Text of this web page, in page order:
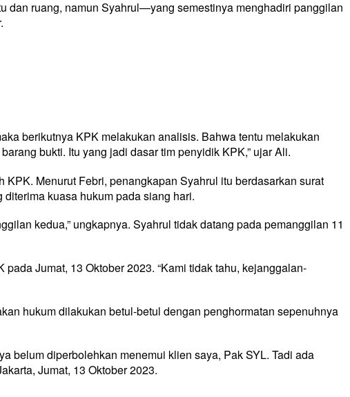
dan ruang, namun Syahrul—yang semestinya menghadiri panggilan
berikutnya KPK melakukan analisis. Bahwa tentu melakukan
bukti. Itu yang jadi dasar tim penyidik KPK,” ujar Ali.
Menurut Febri, penangkapan Syahrul itu berdasarkan surat
kuasa hukum pada siang hari.
kedua,” ungkapnya. Syahrul tidak datang pada pemanggilan 11
Jumat, 13 Oktober 2023. “Kami tidak tahu, kejanggalan-
hukum dilakukan betul-betul dengan penghormatan sepenuhnya
belum diperbolehkan menemui klien saya, Pak SYL. Tadi ada
Jumat, 13 Oktober 2023.